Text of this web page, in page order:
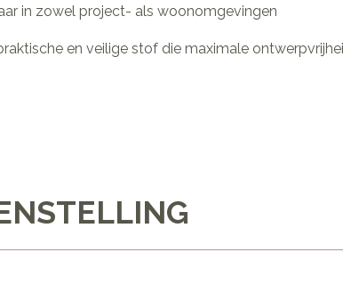
in zowel project- als woonomgevingen
en veilige stof die maximale